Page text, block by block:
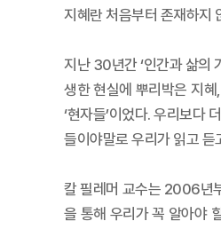
지혜란 처음부터 존재하지
지난 30년간 ‘인간과 삶의
생한 현실에 뿌리박은 지
‘현자들’이었다. 우리보다
들이야말로 우리가 읽고 듣
칼 필레머 교수는 2006년
을 통해 우리가 꼭 알아야